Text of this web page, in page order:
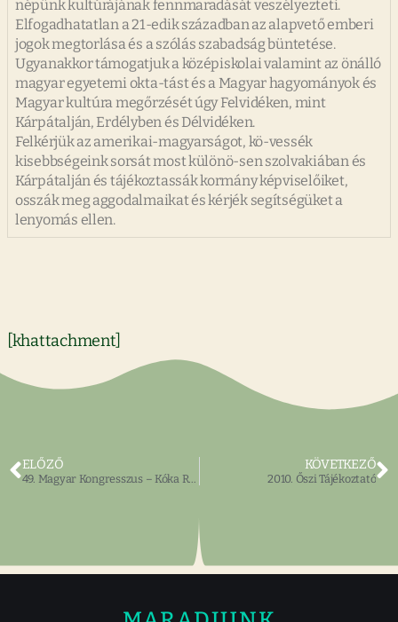
népünk kultúrájának fennmaradását veszélyezteti.
Elfogadhatatlan a 21-edik században az alapvető emberi
jogok megtorlása és a szólás szabadság büntetése.
Ugyanakkor támogatjuk a középiskolai valamint az önálló
magyar egyetemi okta-tást és a Magyar hagyományok és
Magyar kultúra megőrzését úgy Felvidéken, mint
Kárpátalján, Erdélyben és Délvidéken.
Felkérjük az amerikai-magyarságot, kö-vessék
kisebbségeink sorsát most különö-sen szolvakiában és
Kárpátalján és tájékoztassák kormány képviselőiket,
osszák meg aggodalmaikat és kérjék segítségüket a
lenyomás ellen.
[khattachment]
ELŐZŐ KÖVETKEZŐ
2010. Őszi Tájékoztató